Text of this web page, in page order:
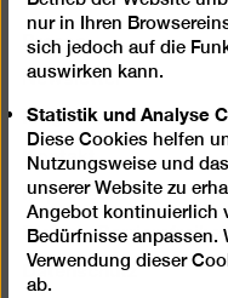
Presse
Newsletter
Fragen & Antworten
Kontakt
Impressum
Digitale
Datenschutz
nur in Ihren
sich jedoch auf die
auswirken kann.
Statistik und Analyse
Diese Cookies helfen
Nutzungsweise und
unserer Website zu
Angebot kontinuierlich
Bedürfnisse
Verwendung dieser
ab.